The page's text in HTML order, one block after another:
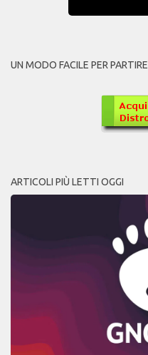
UN MODO FACILE PER PARTIRE
ARTICOLI PIÙ LETTI OGGI